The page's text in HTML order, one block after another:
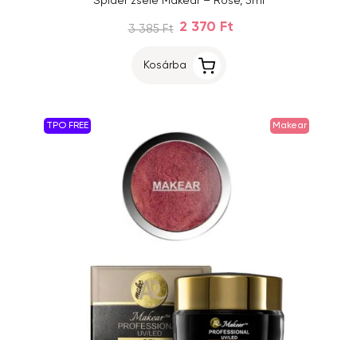
3 385 Ft 2 370 Ft
Kosárba
TPO FREE Makear